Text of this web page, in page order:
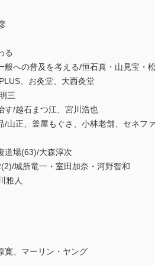
る
への普及を考える/恒石真・山見宝・
、お灸堂、大西灸堂
三
/越石まつ江、宮川浩也
正、釜屋もぐさ、小林老舗、セネフ
場(63)/大森淳次
城所竜一・室田加奈・河野智和
雅人
、マーリン・ヤング